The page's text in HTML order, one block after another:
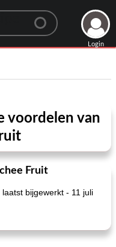
Login
voordelen van
Fruit
bijgewerkt - 11 juli